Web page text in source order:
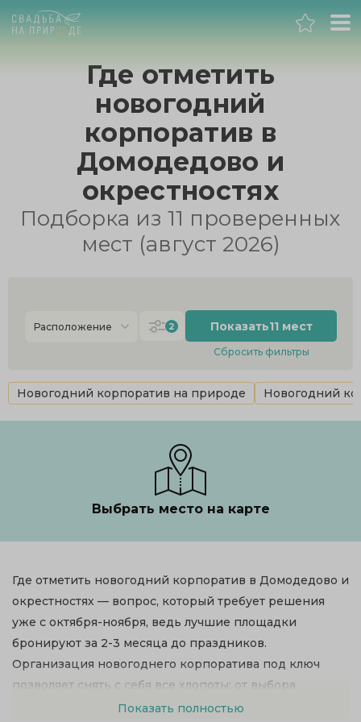
День рождения
Выпускной
Новогодний корпоратив
Где отметить
новогодний
корпоратив в
Домодедово и
окрестностях
Подборка из 11 проверенных
мест (август 2026)
Расположение 2 Показать11 мест
Сбросить фильтры
Новогодний корпоратив на природе Новогодний
Выбрать место на карте
Где отметить новогодний корпоратив в Домодедово и
окрестностях — вопрос, который требует решения
уже с октября-ноября, ведь лучшие площадки
бронируют за 2-3 месяца до праздников.
Организация новогоднего корпоратива под ключ
позволяет снять с себя все хлопоты: от выбора
банкетного зала до развлекательной программы с
Показать полностью